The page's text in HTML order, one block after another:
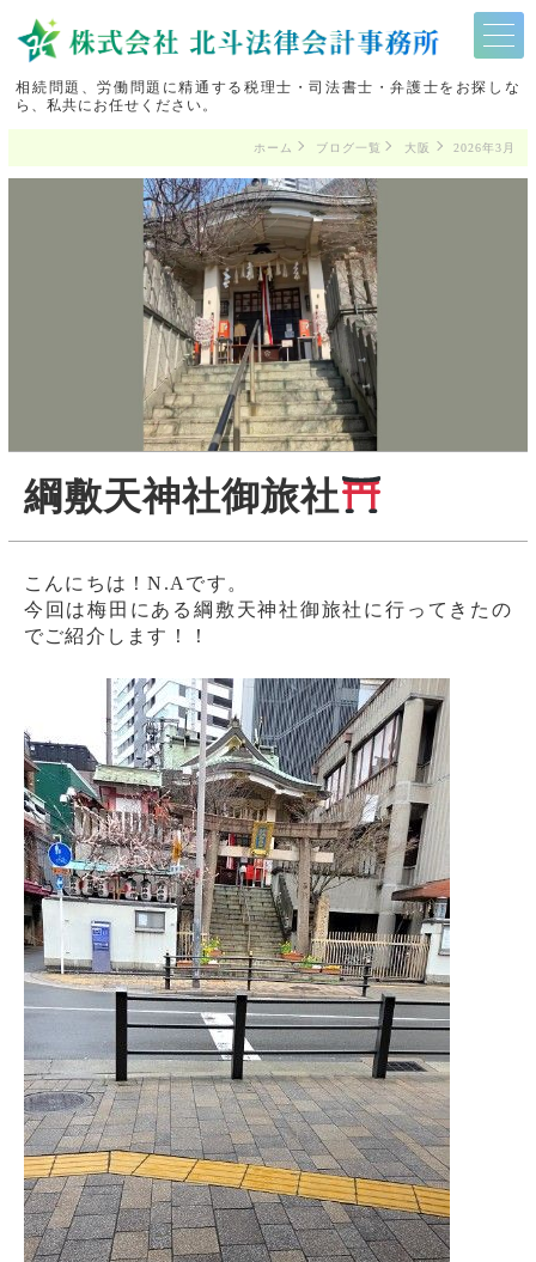
相続問題、労働問題に精通する税理士・司法書士・弁護士をお探しな
ら、私共にお任せください。
ホーム ブログ一覧 大阪 2026年3月
綱敷天神社御旅社
こんにちは！N.Aです。
今回は梅田にある綱敷天神社御旅社に行ってきたの
でご紹介します！！